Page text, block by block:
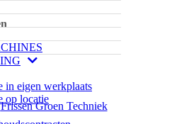
in eigen werkplaats
op locatie
Frissen Groen Techniek